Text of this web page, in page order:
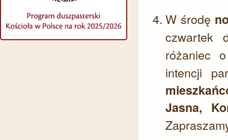
W środę
różaniec
intencji
Jasna,